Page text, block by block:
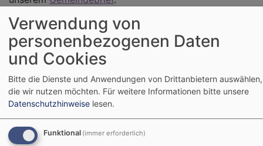
Weihnachten kann kommen!
Unser neuer Gemeindebrief
ist fertig!
Der neue Gemeindebrief für
Verwendung von
personenbezogenen Daten
und Cookies
Bitte die Dienste und Anwendungen von Drittanbietern auswählen,
die wir nutzen möchten. Für weitere Informationen bitte unsere
Datenschutzhinweise lesen.
Funktional (immer erforderlich)